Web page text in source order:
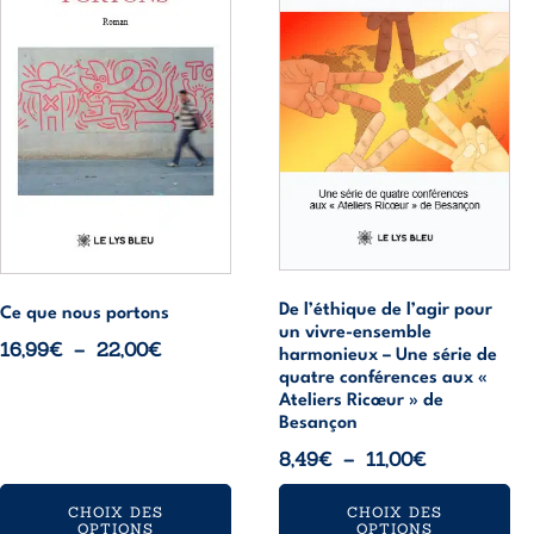
Ce que nous portons
16,99€ – 22,00€Plage
CHOIX DES
OPTIONS
plusieurs
Les
options
peuvent
être
page
du
De l’éthique de l’agir pour
un vivre-ensemble
harmonieux – Une série de
quatre conférences aux «
Ateliers Ricœur » de
Besançon
8,49€ – 11,00€Plage
de
prix :
CHOIX DES
OPTIONS
plusieurs
variations.
Les
options
peuvent
choisies
page
du
produit